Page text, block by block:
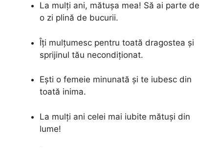
La mulți ani, mătușa mea! Să ai parte de
o zi plină de bucurii.
Îți mulțumesc pentru toată dragostea și
sprijinul tău necondiționat.
Ești o femeie minunată și te iubesc din
toată inima.
La mulți ani celei mai iubite mătuși din
lume!